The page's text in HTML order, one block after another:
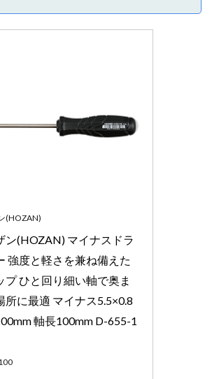
(HOZAN)
ン(HOZAN) マイナスドラ
強度と軽さを兼ね備えた
プ ひと回り細い軸で奥ま
所に最適 マイナス5.5×0.8
軸長100mm D-655-1